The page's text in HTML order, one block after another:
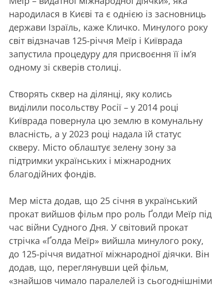
народилася в Києві та є однією із засновниць
держави Ізраїль, каже Кличко. Минулого року
світ відзначав 125-річчя Меїр і Київрада
запустила процедуру для присвоєння її ім’я
одному зі скверів столиці.
Створять сквер на ділянці, яку колись
виділили посольству Росії – у 2014 році
Київрада повернула цю землю в комунальну
власність, а у 2023 році надала їй статус
скверу. Місто облаштує зелену зону за
підтримки українських і міжнародних
благодійних фондів.
Мер міста додав, що 25 січня в український
прокат вийшов фільм про роль Ґолди Меїр під
час війни Судного Дня. У світовий прокат
стрічка «Ґолда Меїр» вийшла минулого року,
до 125-річчя видатної міжнародної діячки. Він
додав, що, переглянувши цей фільм,
«знайшов чимало паралелей із сьогоднішніми